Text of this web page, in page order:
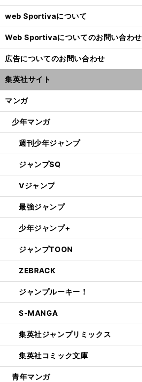
web Sportivaについて
Web Sportivaについてのお問い合わせ
広告についてのお問い合わせ
集英社サイト
マンガ
少年マンガ
週刊少年ジャンプ
ジャンプSQ
Vジャンプ
最強ジャンプ
少年ジャンプ+
ジャンプTOON
ZEBRACK
ジャンプルーキー！
S-MANGA
集英社ジャンプリミックス
集英社コミック文庫
青年マンガ